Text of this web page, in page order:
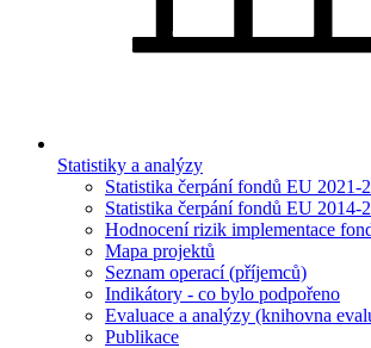
Statistiky a analýzy
Statistika čerpání fondů EU 2021-
Statistika čerpání fondů EU 2014-
Hodnocení rizik implementace
Mapa projektů
Seznam operací (příjemců)
Indikátory - co bylo podpořeno
Evaluace a analýzy (knihovna
Publikace